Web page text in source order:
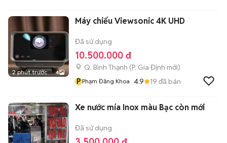
2 phút trước 4
Máy chiếu Viewsonic 4K UHD
Đã sử dụng
10.500.000 đ
Q. Bình Thạnh (P. Gia Định mới)
P Phạm Đăng Khoa 4.9 19 đã bán
Xe nước mía Inox màu Bạc còn mới
Đã sử dụng